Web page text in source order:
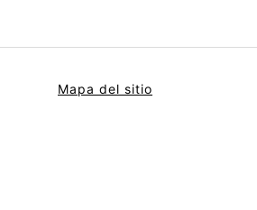
Mapa del sitio